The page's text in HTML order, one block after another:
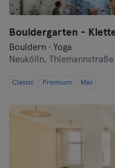
Bouldergarten -
Bouldern · Yoga
Neukölln,
Thiemannstraße
Classic Premium Max